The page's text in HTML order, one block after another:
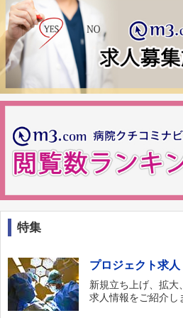
特集
プロジェクト求人
新規立ち上げ、拡大
求人情報をご紹介し